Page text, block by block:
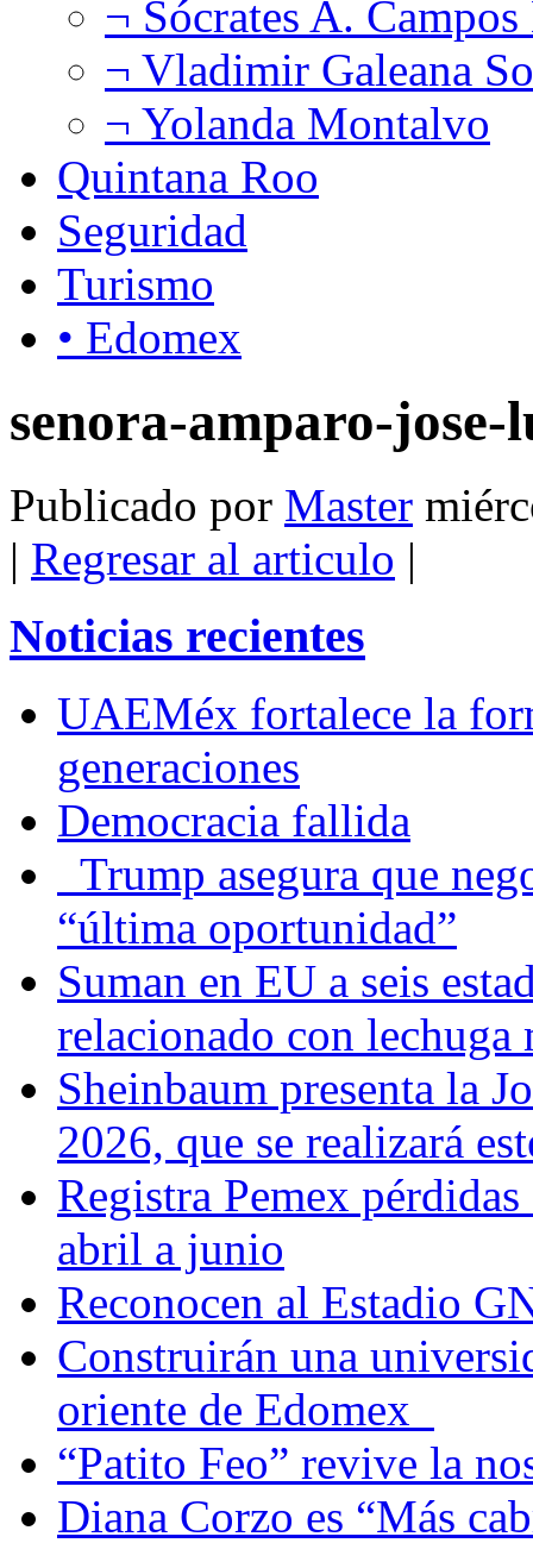
¬ Sócrates A.
¬ Vladimir Galeana
¬ Yolanda Montalvo
Quintana Roo
Seguridad
Turismo
• Edomex
senora-amparo-jose-
Publicado por Master
| Regresar al articulo |
Noticias recientes
UAEMéx fortalece la
generaciones
Democracia fallida
Trump asegura que
“última oportunidad”
Suman en EU a seis
relacionado con lechuga
Sheinbaum presenta la
2026, que se realizará
Registra Pemex
abril a junio
Reconocen al Estadio
Construirán una
oriente de Edomex
“Patito Feo” revive la
Diana Corzo es “Más